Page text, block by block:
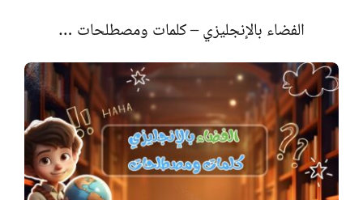
المرحلة الثانية
المرحلة الثالثة
المواد
الفضاء بالإنجليزي – كلمات ومصطلحات …